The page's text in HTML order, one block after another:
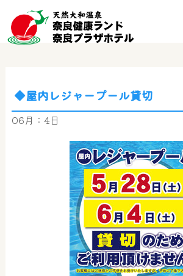
◆屋内レジャープール貸切
06月：4日
奈良健康ランド AIコンシェルジュ
ご質問をお伺いします。